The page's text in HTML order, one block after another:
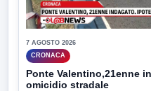
7 AGOSTO 2026
CRONACA
Ponte Valentino,21enne
omicidio stradale